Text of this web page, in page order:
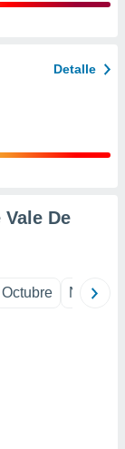
Detalle
De
Octubre